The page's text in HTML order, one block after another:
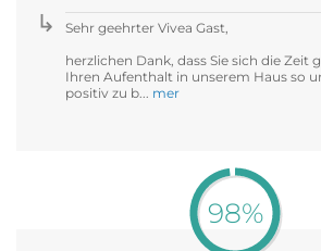
Sehr geehrter Vivea Gast,
herzlichen Dank, dass Sie sich die Zeit
Ihren Aufenthalt in unserem Haus so
positiv zu b... mer
98%